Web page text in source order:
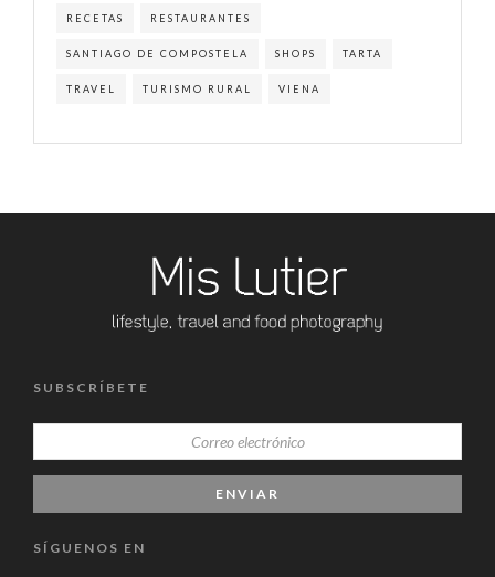
RECETAS RESTAURANTES
SANTIAGO DE COMPOSTELA SHOPS TARTA
TRAVEL TURISMO RURAL VIENA
SUBSCRÍBETE
SÍGUENOS EN